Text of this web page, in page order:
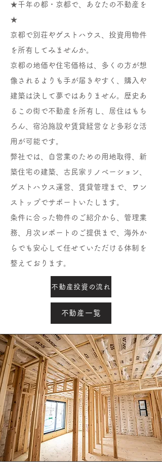
★千年の都・京都で、あなたの不動産を
★
京都で別荘やゲストハウス、投資用物件
を所有してみませんか。
京都の地価や住宅価格は、多くの方が想
像されるよりも手が届きやすく、購入や
建築は決して夢ではありません。歴史あ
るこの街で不動産を所有し、居住はもち
ろん、宿泊施設や賃貸経営など多彩な活
用が可能です。
弊社では、自営業のための用地取得、新
築住宅の建築、古民家リノベーション、
ゲストハウス運営、賃貸管理まで、ワン
ストップでサポートいたします。
条件に合った物件のご紹介から、管理業
務、月次レポートのご提供まで、海外か
らでも安心して任せていただける体制を
整えております。
不動産投資の流れ
不動産一覧